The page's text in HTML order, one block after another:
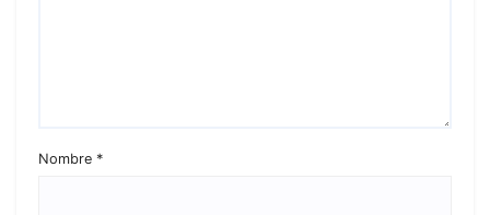
Nombre *